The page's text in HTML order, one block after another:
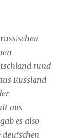
rund
Russland
aus
es also